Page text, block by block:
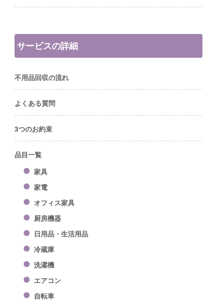
サービスの詳細
不用品回収の流れ
よくある質問
3つのお約束
品目一覧
家具
家電
オフィス家具
厨房機器
日用品・生活用品
冷蔵庫
洗濯機
エアコン
自転車